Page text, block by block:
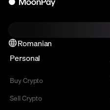
Romanian
Personal
Buy Crypto
Sell Crypto